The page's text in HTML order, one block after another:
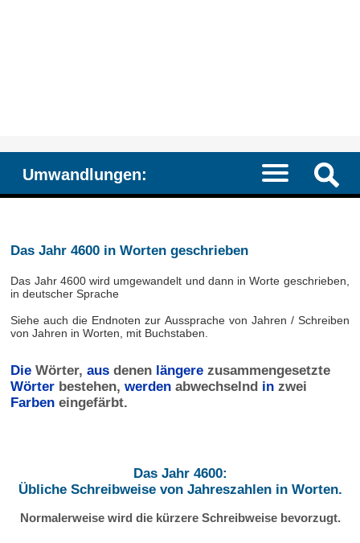
Umwandlungen:
Das Jahr 4600 in Worten geschrieben
Das Jahr 4600 wird umgewandelt und dann in Worte geschrieben,
in deutscher Sprache
Siehe auch die Endnoten zur Aussprache von Jahren / Schreiben
von Jahren in Worten, mit Buchstaben.
DieWörter, ausdenen längerezusammengesetzte
Wörterbestehen, werdenabwechselnd inzwei
Farbeneingefärbt.
Das Jahr 4600:
Übliche Schreibweise von Jahreszahlen in Worten.
Normalerweise wird die kürzere Schreibweise bevorzugt.